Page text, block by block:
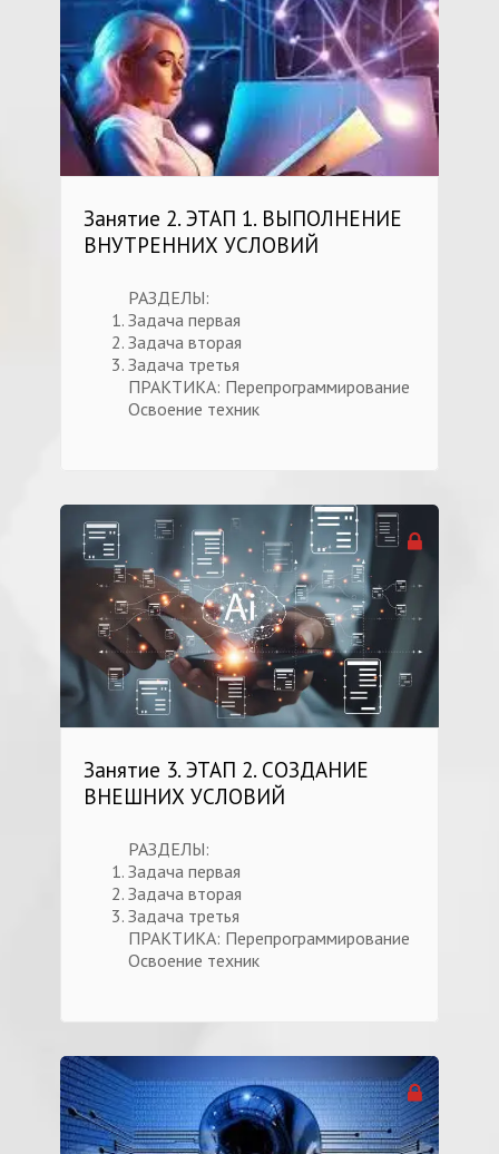
Занятие 2. ЭТАП 1. ВЫПОЛНЕНИЕ
ВНУТРЕННИХ УСЛОВИЙ
РАЗДЕЛЫ:
Задача первая
Задача вторая
Задача третья
ПРАКТИКА: Перепрограммирование
Освоение техник
Занятие 3. ЭТАП 2. СОЗДАНИЕ
ВНЕШНИХ УСЛОВИЙ
РАЗДЕЛЫ:
Задача первая
Задача вторая
Задача третья
ПРАКТИКА: Перепрограммирование
Освоение техник